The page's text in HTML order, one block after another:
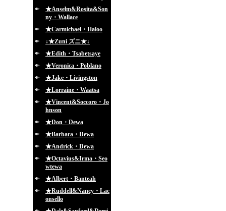
★Anselm&Rosita&Son
ny・Wallace
★Carmichael・Haloo
↓★Zuni ズニ★↓
★Edith・Tsabetsaye
★Veronica・Poblano
★Jake・Livingston
★Lorraine・Waatsa
★Vincent&Soccoro・Jo
hnson
★Don・Dewa
★Barbara・Dewa
★Andrick・Dewa
★Octavius&Irma・Seo
wtewa
★Albert・Banteah
★Ruddell&Nancy・Lac
onsello